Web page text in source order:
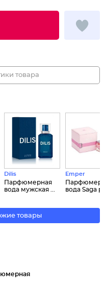
товара
Dilis
Парфюмерная
вода мужская ...
Emper
вода Saga
товары